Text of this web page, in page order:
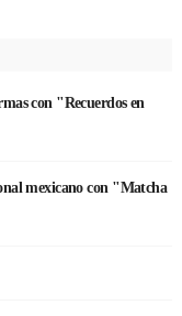
con "Recuerdos en
mexicano con "Matcha